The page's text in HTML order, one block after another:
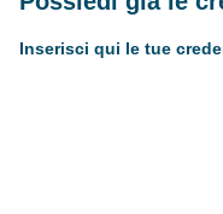
Inserisci qui le tue